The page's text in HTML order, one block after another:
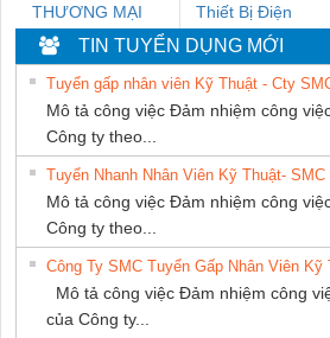
THƯƠNG MẠI
DỊCH VỤ KỸ
THUẬT ĐIỆN CƠ
GIA HƯNG PHÁT
Thiết Bị Điện
Nam Quốc Thịnh
TIN TUYỂN DỤNG MỚI
Tuyển gấp nhân viên Kỹ Thuật - Cty
Mô tả công việc Đảm nhiệm công
Công ty theo...
Tuyển Nhanh Nhân Viên Kỹ Thuật- SMC
Mô tả công việc Đảm nhiệm công
Công ty theo...
Công Ty SMC Tuyển Gấp Nhân Viên Kỹ
Mô tả công việc Đảm nhiệm công
của Công ty...